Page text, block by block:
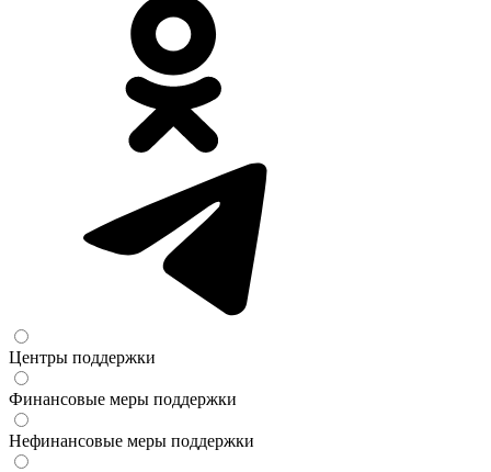
Центры поддержки
Финансовые меры поддержки
Нефинансовые меры поддержки